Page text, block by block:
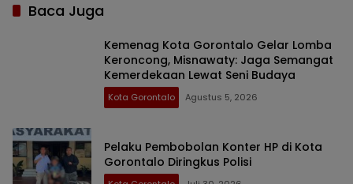
Baca Juga
Kemenag Kota Gorontalo Gelar Lomba
Keroncong, Misnawaty: Jaga Semangat
Kemerdekaan Lewat Seni Budaya
Kota Gorontalo Agustus 5, 2026
Pelaku Pembobolan Konter HP di Kota
Gorontalo Diringkus Polisi